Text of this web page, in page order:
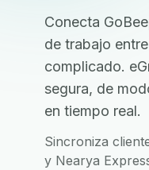
Conecta
de trabajo
complicado.
segura, de
en tiempo real.
Sincroniza
y Nearya